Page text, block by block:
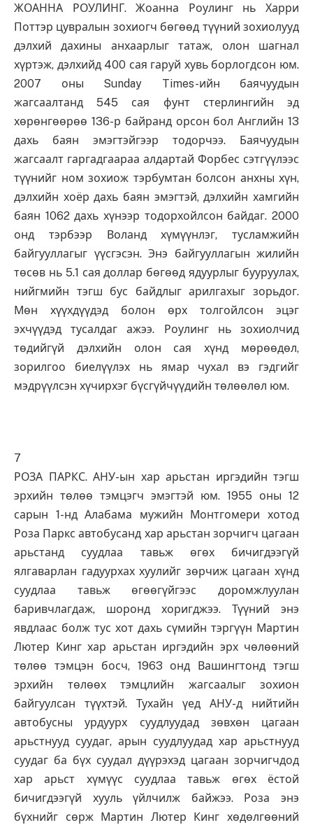
ЖОАННА РОУЛИНГ. Жоанна Роулинг нь Харри
Поттэр цувралын зохиогч бөгөөд түүний зохиолууд
дэлхий дахины анхаарлыг татаж, олон шагнал
хүртэж, дэлхийд 400 сая гаруй хувь борлогдсон юм.
2007 оны Sunday Times-ийн баячуудын
жагсаалтанд 545 сая фунт стерлингийн эд
хөрөнгөөрөө 136-р байранд орсон бол Английн 13
дахь баян эмэгтэйгээр тодорчээ. Баячуудын
жагсаалт гаргадгаараа алдартай Форбес сэтгүүлээс
түүнийг ном зохиож тэрбумтан болсон анхны хүн,
дэлхийн хоёр дахь баян эмэгтэй, дэлхийн хамгийн
баян 1062 дахь хүнээр тодорхойлсон байдаг. 2000
онд тэрбээр Воланд хүмүүнлэг, тусламжийн
байгууллагыг үүсгэсэн. Энэ байгууллагын жилийн
төсөв нь 5.1 сая доллар бөгөөд ядуурлыг бууруулах,
нийгмийн тэгш бус байдлыг арилгахыг зорьдог.
Мөн хүүхдүүдэд болон өрх толгойлсон эцэг
эхчүүдэд тусалдаг ажээ. Роулинг нь зохиолчид
төдийгүй дэлхийн олон сая хүнд мөрөөдөл,
зорилгоо биелүүлэх нь ямар чухал вэ гэдгийг
мэдрүүлсэн хүчирхэг бүсгүйчүүдийн төлөөлөл юм.
7
РОЗА ПАРКС. АНУ-ын хар арьстан иргэдийн тэгш
эрхийн төлөө тэмцэгч эмэгтэй юм. 1955 оны 12
сарын 1-нд Алабама мужийн Монтгомери хотод
Роза Паркс автобусанд хар арьстан зорчигч цагаан
арьстанд суудлаа тавьж өгөх бичигдээгүй
ялгаварлан гадуурхах хуулийг зөрчиж цагаан хүнд
суудлаа тавьж өгөөгүйгээс доромжлуулан
баривчлагдаж, шоронд хоригджээ. Түүний энэ
явдлаас болж тус хот дахь сүмийн тэргүүн Мартин
Лютер Кинг хар арьстан иргэдийн эрх чөлөөний
төлөө тэмцэн босч, 1963 онд Вашингтонд тэгш
эрхийн төлөөх тэмцлийн жагсаалыг зохион
байгуулсан түүхтэй. Тухайн үед АНУ-д нийтийн
автобусны урдуурх суудлуудад зөвхөн цагаан
арьстнууд суудаг, арын суудлуудад хар арьстнууд
суудаг ба бүх суудал дүүрэхэд цагаан зорчигчдод
хар арьст хүмүүс суудлаа тавьж өгөх ёстой
бичигдээгүй хууль үйлчилж байжээ. Роза энэ
бүхнийг сөрж Мартин Лютер Кинг хөдөлгөөний